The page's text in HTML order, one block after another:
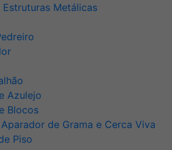
Estruturas Metálicas
Azulejo
Blocos
de Grama e Cerca Viva
Piso